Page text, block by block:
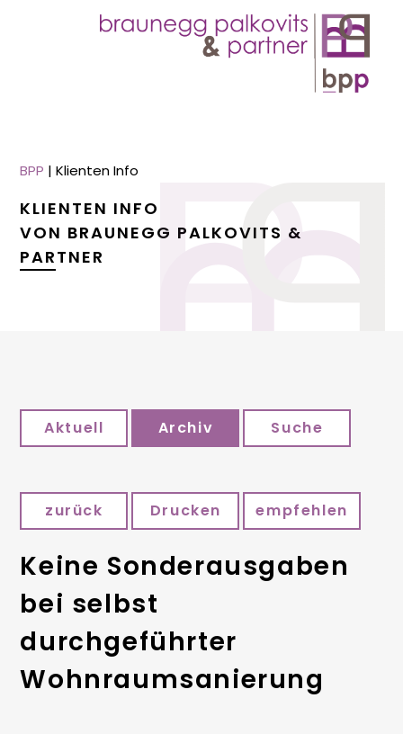
BPP |Klienten Info
KLIENTEN INFO
VON BRAUNEGG PALKOVITS &
PARTNER
Aktuell Archiv Suche
zurück Drucken empfehlen
Keine Sonderausgaben
bei selbst
durchgeführter
Wohnraumsanierung